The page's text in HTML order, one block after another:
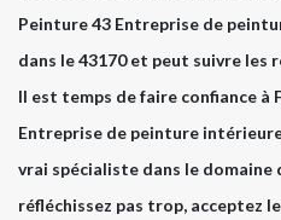
Peinture 43 Entreprise de
dans le 43170 et peut suivre les
Il est temps de faire confiance à
Entreprise de peinture
vrai spécialiste dans le
réfléchissez pas trop, acceptez